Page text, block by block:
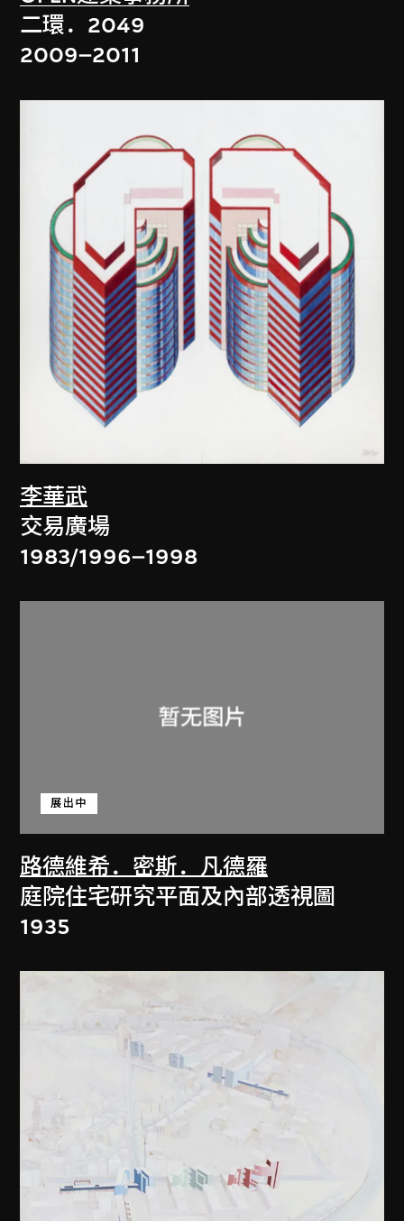
二環．2049
2009–2011
李華武
交易廣場
1983/1996–1998
路德維希．密斯．凡德羅
展出中
庭院住宅研究平面及內部透視圖
1935